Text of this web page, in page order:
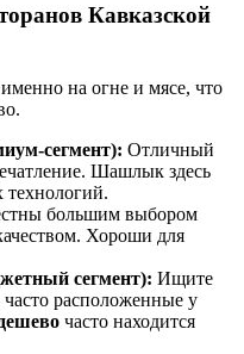
Кавказской
на огне и мясе, что
сегмент): Отличный
Шашлык здесь
технологий.
большим выбором
Хороши для
сегмент): Ищите
расположенные у
часто находится